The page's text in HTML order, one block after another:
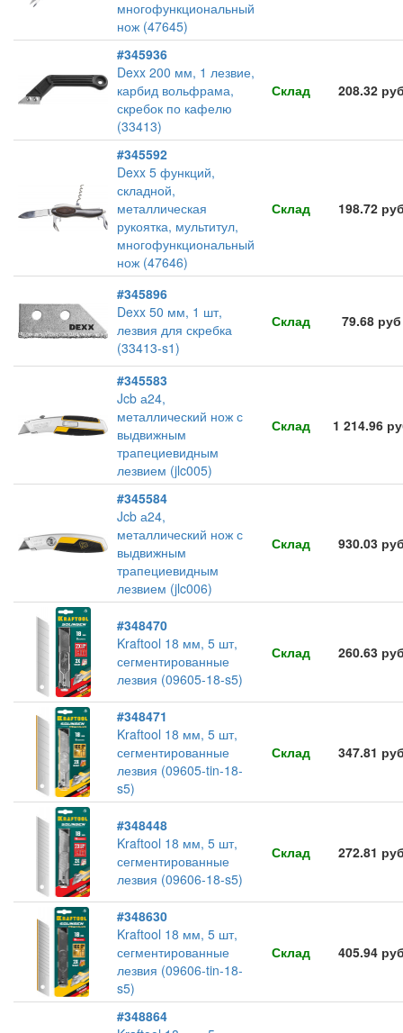
многофункциональный
нож (47645)
#345936
Dexx 200 мм, 1 лезвие,
карбид вольфрама,
скребок по кафелю
(33413)
Склад 208.32
#345592
Dexx 5 функций,
складной,
металлическая
рукоятка, мультитул,
многофункциональный
нож (47646)
Склад 198.72
#345896
Dexx 50 мм, 1 шт,
лезвия для скребка
(33413-s1)
Склад 79.68 руб
#345583
Jcb а24,
металлический нож с
выдвижным
трапециевидным
лезвием (jlc005)
Склад 1 214.96
#345584
Jcb а24,
металлический нож с
выдвижным
трапециевидным
лезвием (jlc006)
Склад 930.03
#348470
Kraftool 18 мм, 5 шт,
сегментированные
лезвия (09605-18-s5)
Склад 260.63
#348471
Kraftool 18 мм, 5 шт,
сегментированные
лезвия (09605-tin-18-
s5)
Склад 347.81
#348448
Kraftool 18 мм, 5 шт,
сегментированные
лезвия (09606-18-s5)
Склад 272.81
#348630
Kraftool 18 мм, 5 шт,
сегментированные
лезвия (09606-tin-18-
s5)
Склад 405.94
#348864